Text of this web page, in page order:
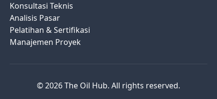
Konsultasi Teknis
Analisis Pasar
Pelatihan & Sertifikasi
Manajemen Proyek
© 2026 The Oil Hub. All rights reserved.